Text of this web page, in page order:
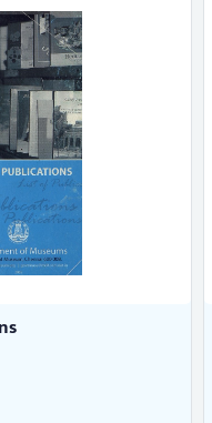
of the ...